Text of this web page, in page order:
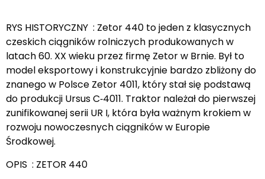
RYS HISTORYCZNY : Zetor 440 to jeden z klasycznych
czeskich ciągników rolniczych produkowanych w
latach 60. XX wieku przez firmę Zetor w Brnie. Był to
model eksportowy i konstrukcyjnie bardzo zbliżony do
znanego w Polsce Zetor 4011, który stał się podstawą
do produkcji Ursus C‑4011. Traktor należał do pierwszej
zunifikowanej serii UR I, która była ważnym krokiem w
rozwoju nowoczesnych ciągników w Europie
Środkowej.
OPIS : ZETOR 440